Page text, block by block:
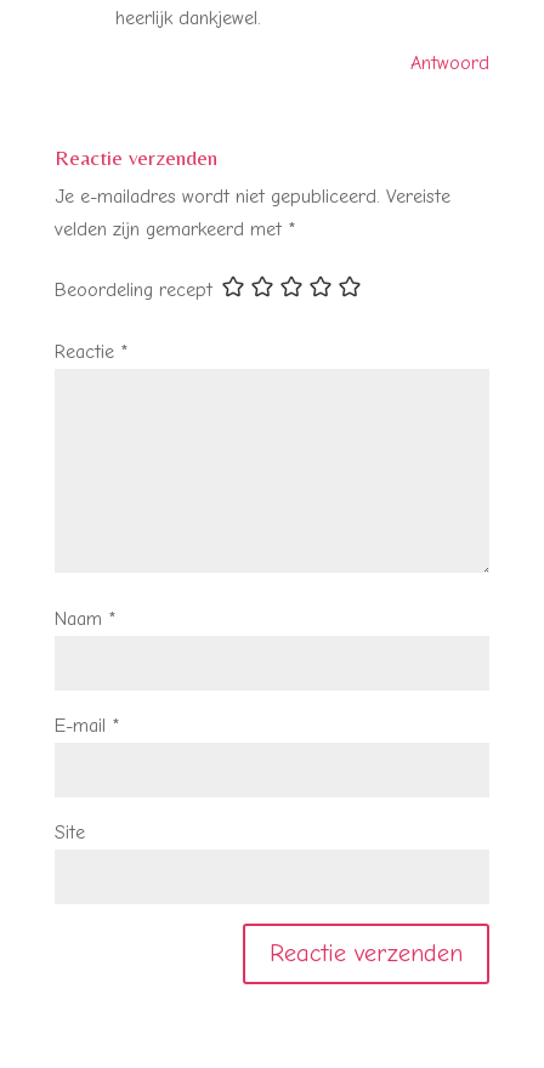
heerlijk dankjewel.
Antwoord
Reactie verzenden
Je e-mailadres wordt niet gepubliceerd. Vereiste
velden zijn gemarkeerd met *
Beoordeling recept
Reactie *
Naam *
E-mail *
Site